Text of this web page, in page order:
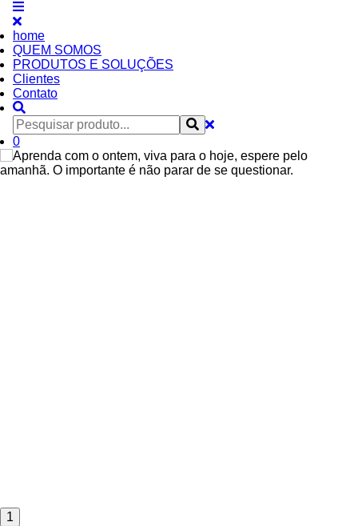
home
QUEM SOMOS
PRODUTOS E SOLUÇÕES
Clientes
Contato
0
1